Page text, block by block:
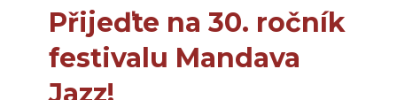
Přijeďte na 30. ročník
festivalu Mandava